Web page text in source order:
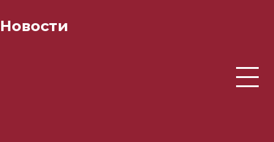
Новости